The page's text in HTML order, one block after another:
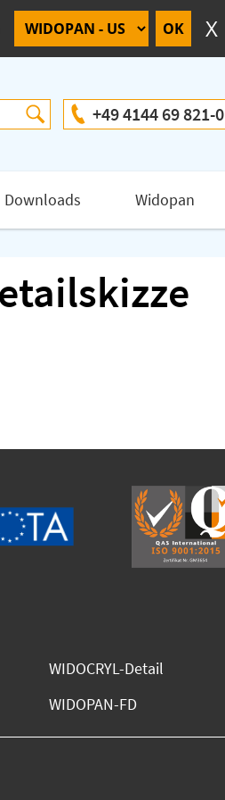
+49 4144 69 821-0
Downloads Widopan
WIDOCRYL-Detail
WIDOPAN-FD